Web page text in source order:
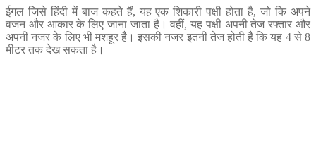
ईगल जिसे हिंदी में बाज कहते हैं, यह एक शिकारी पक्षी होता है, जो कि अपने
वजन और आकार के लिए जाना जाता है। वहीं, यह पक्षी अपनी तेज रफ्तार और
अपनी नजर के लिए भी मशहूर है। इसकी नजर इतनी तेज होती है कि यह 4 से 8
मीटर तक देख सकता है।